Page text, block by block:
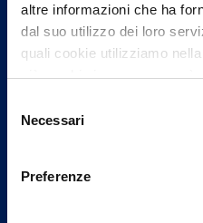
altre informazioni che ha
dal suo utilizzo dei loro
quali cookie utilizziamo
più su chi siamo, come può
può trovare nel footer del
delNecessari
Preferenze
Contattaci